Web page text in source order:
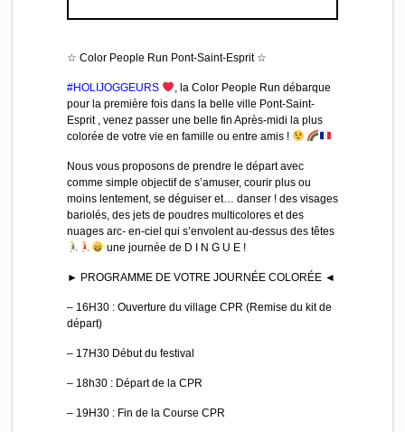
☆ Color People Run Pont-Saint-Esprit ☆
#HOLIJOGGEURS
, la Color People Run débarque
pour la première fois dans la belle ville Pont-Saint-
Esprit , venez passer une belle fin Après-midi la plus
colorée de votre vie en famille ou entre amis !
Nous vous proposons de prendre le départ avec
comme simple objectif de s’amuser, courir plus ou
moins lentement, se déguiser et… danser ! des visages
bariolés, des jets de poudres multicolores et des
nuages arc- en-ciel qui s’envolent au-dessus des têtes
une journée de D I N G U E !
► PROGRAMME DE VOTRE JOURNÉE COLORÉE ◄
– 16H30 : Ouverture du village CPR (Remise du kit de
départ)
– 17H30 Début du festival
– 18h30 : Départ de la CPR
– 19H30 : Fin de la Course CPR